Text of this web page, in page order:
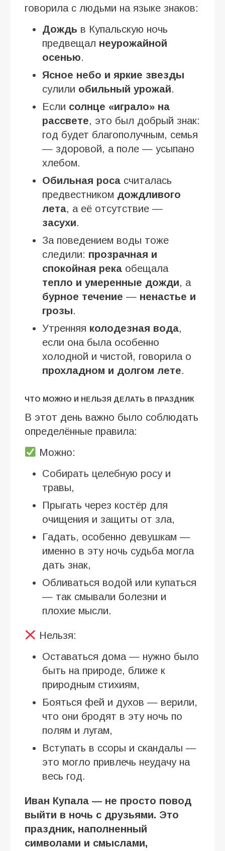
говорила с людьми на языке знаков:
Дождь в Купальскую ночь
предвещал неурожайной
осенью.
Ясное небо и яркие звезды
сулили обильный урожай.
Если солнце «играло» на
рассвете, это был добрый знак:
год будет благополучным, семья
— здоровой, а поле — усыпано
хлебом.
Обильная роса считалась
предвестником дождливого
лета, а её отсутствие —
засухи.
За поведением воды тоже
следили: прозрачная и
спокойная река обещала
тепло и умеренные дожди, а
бурное течение — ненастье и
грозы.
Утренняя колодезная вода,
если она была особенно
холодной и чистой, говорила о
прохладном и долгом лете.
ЧТО МОЖНО И НЕЛЬЗЯ ДЕЛАТЬ В ПРАЗДНИК
В этот день важно было соблюдать
определённые правила:
Можно:
Собирать целебную росу и
травы,
Прыгать через костёр для
очищения и защиты от зла,
Гадать, особенно девушкам —
именно в эту ночь судьба могла
дать знак,
Обливаться водой или купаться
— так смывали болезни и
плохие мысли.
Нельзя:
Оставаться дома — нужно было
быть на природе, ближе к
природным стихиям,
Бояться фей и духов — верили,
что они бродят в эту ночь по
полям и лугам,
Вступать в ссоры и скандалы —
это могло привлечь неудачу на
весь год.
Иван Купала — не просто повод
выйти в ночь с друзьями. Это
праздник, наполненный
символами и смыслами,